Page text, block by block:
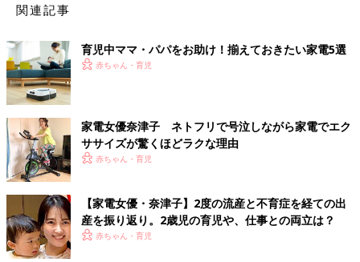
関連記事
育児中ママ・パパをお助け！揃えておきたい家電5選
赤ちゃん・育児
家電女優奈津子 ネトフリで号泣しながら家電でエク
ササイズが驚くほどラクな理由
赤ちゃん・育児
【家電女優・奈津子】2度の流産と不育症を経ての出
産を振り返り。2歳児の育児や、仕事との両立は？
赤ちゃん・育児